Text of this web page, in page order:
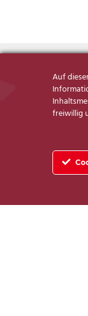
wie
Auf
freiwillig